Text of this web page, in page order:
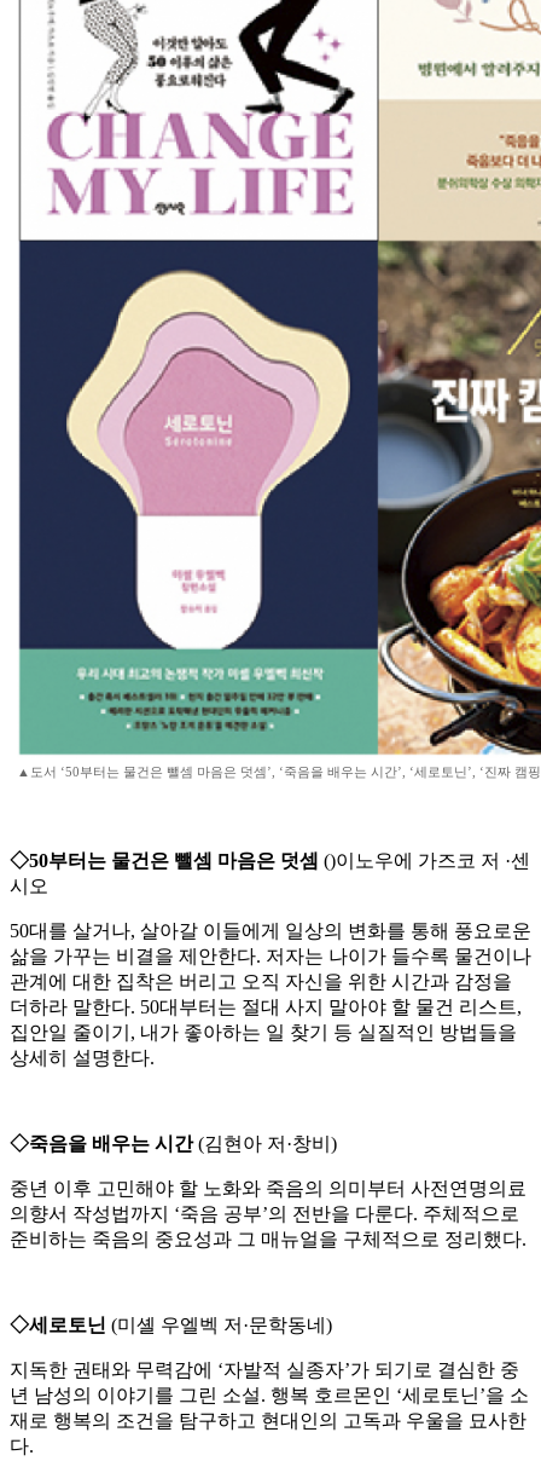
▲도서 ‘50부터는 물건은 뺄셈 마음은 덧셈’, ‘죽음을 배우는 시간’, ‘세로토닌’, ‘진짜 캠
◇50부터는 물건은 뺄셈 마음은 덧셈 ()이노우에 가즈코 저 ·센
시오
50대를 살거나, 살아갈 이들에게 일상의 변화를 통해 풍요로운
삶을 가꾸는 비결을 제안한다. 저자는 나이가 들수록 물건이나
관계에 대한 집착은 버리고 오직 자신을 위한 시간과 감정을
더하라 말한다. 50대부터는 절대 사지 말아야 할 물건 리스트,
집안일 줄이기, 내가 좋아하는 일 찾기 등 실질적인 방법들을
상세히 설명한다.
◇죽음을 배우는 시간(김현아 저·창비)
중년 이후 고민해야 할 노화와 죽음의 의미부터 사전연명의료
의향서 작성법까지 ‘죽음 공부’의 전반을 다룬다. 주체적으로
준비하는 죽음의 중요성과 그 매뉴얼을 구체적으로 정리했다.
◇세로토닌 (미셸 우엘벡 저·문학동네)
지독한 권태와 무력감에 ‘자발적 실종자’가 되기로 결심한 중
년 남성의 이야기를 그린 소설. 행복 호르몬인 ‘세로토닌’을 소
재로 행복의 조건을 탐구하고 현대인의 고독과 우울을 묘사한
다.